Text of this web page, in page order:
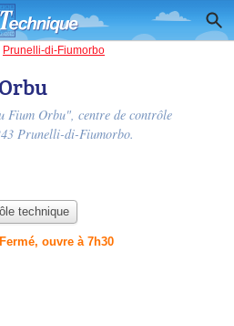
Prunelli-di-Fiumorbo
Fium Orbu", centre de contrôle
Prunelli-di-Fiumorbo.
technique
Fermé, ouvre à 7h30